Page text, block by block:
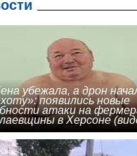
убежала, а дрон
появились новые
атаки на
в Херсоне